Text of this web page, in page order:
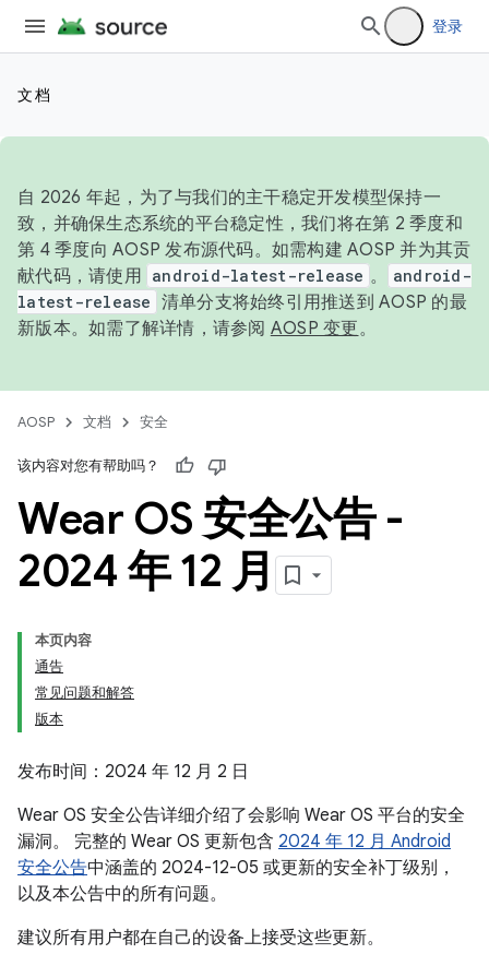
登录
文档
自 2026 年起，为了与我们的主干稳定开发模型保持一
致，并确保生态系统的平台稳定性，我们将在第 2 季度和
第 4 季度向 AOSP 发布源代码。如需构建 AOSP 并为其贡
献代码，请使用 android-latest-release 。
android-
latest-release 清单分支将始终引用推送到 AOSP 的最
新版本。如需了解详情，请参阅 AOSP 变更。
AOSP 文档 安全
该内容对您有帮助吗？
Wear OS 安全公告 -
2024 年 12 月
本页内容
通告
常见问题和解答
版本
发布时间：2024 年 12 月 2 日
Wear OS 安全公告详细介绍了会影响 Wear OS 平台的安全
漏洞。 完整的 Wear OS 更新包含 2024 年 12 月 Android
安全公告中涵盖的 2024-12-05 或更新的安全补丁级别，
以及本公告中的所有问题。
建议所有用户都在自己的设备上接受这些更新。